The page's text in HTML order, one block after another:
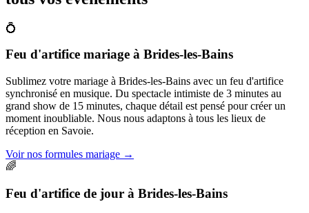
💍
Feu d'artifice mariage à Brides-les-Bains
Sublimez votre mariage à Brides-les-Bains avec un feu d'artifice
synchronisé en musique. Du spectacle intimiste de 3 minutes au
grand show de 15 minutes, chaque détail est pensé pour créer un
moment inoubliable. Nous nous adaptons à tous les lieux de
réception en Savoie.
Voir nos formules mariage →
🌈
Feu d'artifice de jour à Brides-les-Bains